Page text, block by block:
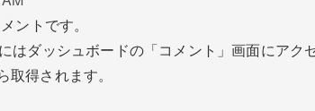
ントです。
はダッシュボードの「コメント」画面にアク
取得されます。